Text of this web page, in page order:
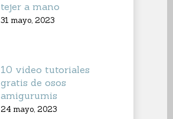
tejer a mano
31 mayo, 2023
10 video tutoriales
gratis de osos
amigurumis
24 mayo, 2023